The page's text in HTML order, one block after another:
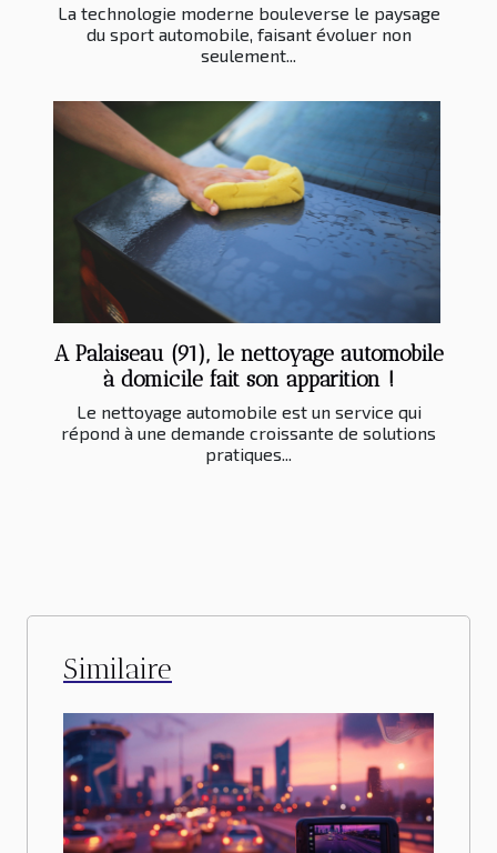
La technologie moderne bouleverse le paysage
du sport automobile, faisant évoluer non
seulement...
A Palaiseau (91), le nettoyage automobile
à domicile fait son apparition !
Le nettoyage automobile est un service qui
répond à une demande croissante de solutions
pratiques...
Similaire